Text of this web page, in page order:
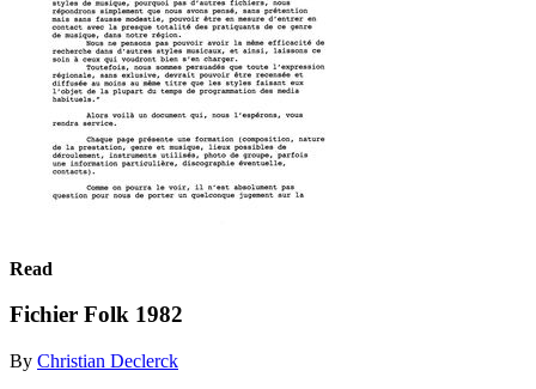
Read
Fichier Folk 1982
By Christian Declerck